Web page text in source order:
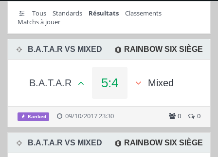
Tous Standards Résultats
Classements
Matchs à jouer
B.A.T.A.R VS MIXED RAINBOW SIX SIÈGE
B.A.T.A.R 5:4 Mixed
0 0
Ranked 09/10/2017 23:30
B.A.T.A.R VS MIXED RAINBOW SIX SIÈGE